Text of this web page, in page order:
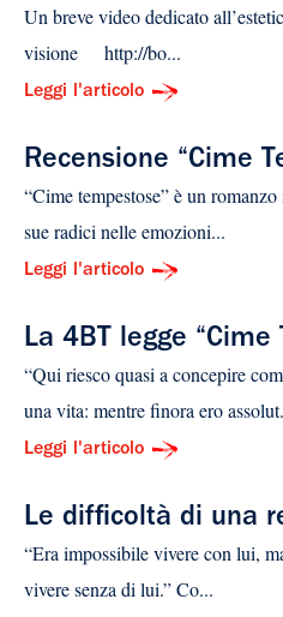
Un breve video dedicato
visione http://bo...
Leggi l'articolo
Recensione “Cime
“Cime tempestose” è un
sue radici nelle emozioni...
Leggi l'articolo
La 4BT legge “Cime
“Qui riesco quasi a concepire
una vita: mentre finora ero
Leggi l'articolo
Le difficoltà di una
“Era impossibile vivere con lui,
vivere senza di lui.” Co...